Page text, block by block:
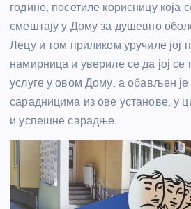
године, посетиле корисницу која
смештају у Дому за душевно
Лецу и том приликом уручиле јој
намирница и увериле се да јој се
услуге у овом Дому, а обављен је
сарадницима из ове установе, у
и успешне сарадње.